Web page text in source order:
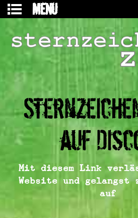
MENU
auf
Mit diesem Link
Website und gelangst
auf…